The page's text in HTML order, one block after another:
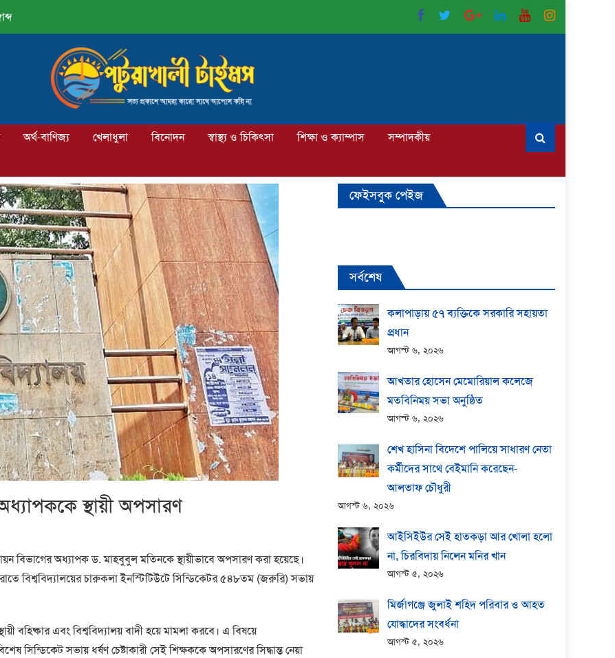
অর্থ-বাণিজ্য খেলাধুলা বিনোদন স্বাস্থ্য ও চিকিৎসা শিক্ষা ও ক্যাম্পাস
সম্পাদকীয়
স্থায়ী অপসারণ
বিভাগের অধ্যাপক ড. মাহবুবুল মতিনকে স্থায়ীভাবে অপসারণ করা হয়েছে।
বিশ্ববিদ্যালয়ের চারুকলা ইনস্টিটিউটে সিন্ডিকেটর ৫৪৮তম (জরুরি) সভায়
বহিষ্কার এবং বিশ্ববিদ্যালয় বাদী হয়ে মামলা করবে। এ বিষয়ে
সিন্ডিকেট সভায় ধর্ষণ চেষ্টাকারী সেই শিক্ষককে অপসারণের সিদ্ধান্ত নেয়া
ফেইসবুক পেইজ
সর্বশেষ
কলাপাড়ায় ​৫৭ ব্যক্তিকে সরকারি সহায়তা
প্রধান
আগস্ট ৬, ২০২৬
আখতার হোসেন মেমোরিয়াল কলেজে
মতবিনিময় সভা অনুষ্ঠিত
আগস্ট ৬, ২০২৬
শেখ হাসিনা বিদেশে পালিয়ে সাধারণ নেতা
কর্মীদের সাথে বেইমানি করেছেন-
আলতাফ চৌধুরী
আগস্ট ৬, ২০২৬
আইসিইউর সেই হাতকড়া আর খোলা হলো
না, চিরবিদায় নিলেন মনির খান
আগস্ট ৫, ২০২৬
মির্জাগঞ্জে জুলাই শহিদ পরিবার ও আহত
যোদ্ধাদের সংবর্ধনা
আগস্ট ৫, ২০২৬